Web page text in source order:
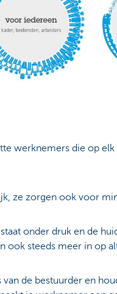
werknemers die op
ze zorgen ook voor
onder druk en de
ook steeds meer in op
de bestuurder en